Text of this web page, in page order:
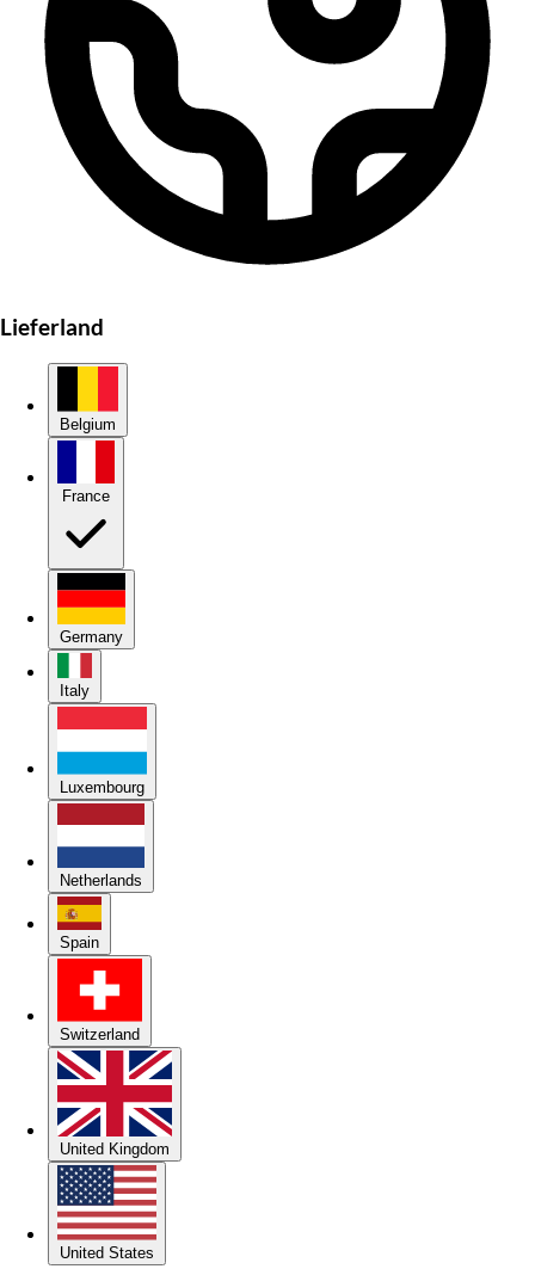
Lieferland
Belgium
Germany
Italy
Luxembourg
Netherlands
Spain
Switzerland
United Kingdom
United States